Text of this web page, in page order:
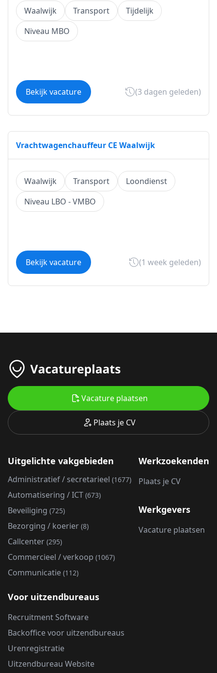
Waalwijk Transport
Tijdelijk
Niveau MBO
Bekijk vacature (3 dagen geleden)
Vrachtwagenchauffeur CE Waalwijk
Waalwijk Transport
Loondienst
Niveau LBO - VMBO
Bekijk vacature (1 week geleden)
Plaats je CV
Vacature plaatsen
Uitgelichte vakgebieden
Administratief / secretarieel (1677)
Automatisering / ICT (673)
Beveiliging (725)
Bezorging / koerier (8)
Callcenter (295)
Commercieel / verkoop (1067)
Communicatie (112)
Werkzoekenden
Plaats je CV
Werkgevers
Vacature plaatsen
Voor uitzendbureaus
Recruitment Software
Backoffice voor uitzendbureaus
Urenregistratie
Uitzendbureau Website